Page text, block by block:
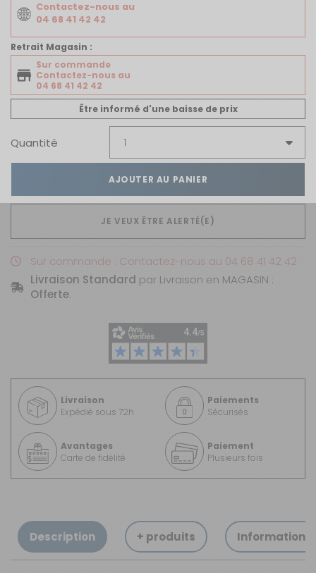
Contactez-nous au
04 68 41 42 42
Retrait Magasin :
Sur commande
Contactez-nous au
04 68 41 42 42
Être informé d'une baisse de prix
Quantité
AJOUTER AU PANIER
JE VEUX ÊTRE ALERTÉ(E)
Sur commande : Contactez-nous au 04 68 41 42 42
Livraison Standard par Livraison en MAGASIN :
Offerte.
Livraison
Expédié sous 72h
Paiements
Sécurisés
Avantages
Carte de fidélité
Paiement
Plusieurs fois
Description + produits Informations